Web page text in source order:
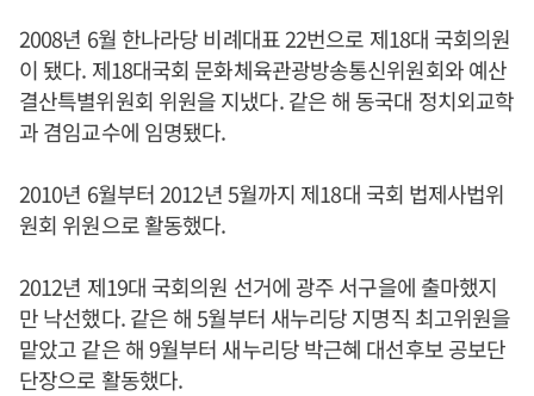
2008년 6월 한나라당 비례대표 22번으로 제18대 국회의원
이 됐다. 제18대국회 문화체육관광방송통신위원회와 예산
결산특별위원회 위원을 지냈다. 같은 해 동국대 정치외교학
과 겸임교수에 임명됐다.
2010년 6월부터 2012년 5월까지 제18대 국회 법제사법위
원회 위원으로 활동했다.
2012년 제19대 국회의원 선거에 광주 서구을에 출마했지
만 낙선했다. 같은 해 5월부터 새누리당 지명직 최고위원을
맡았고 같은 해 9월부터 새누리당 박근혜 대선후보 공보단
단장으로 활동했다.